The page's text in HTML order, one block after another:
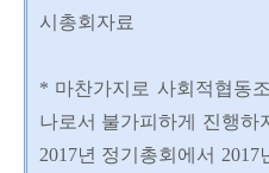
시총회자료
* 마찬가지로 사회적협동
나로서 불가피하게 진행하
2017년 정기총회에서 2017